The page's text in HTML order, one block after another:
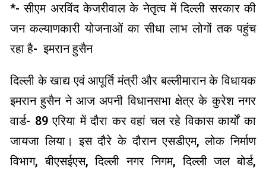
*- सीएम अरविंद केजरीवाल के नेतृत्व में दिल्ली सरकार की
जन कल्याणकारी योजनाओं का सीधा लाभ लोगों तक पहुंच
रहा है- इमरान हुसैन
दिल्ली के खाद्य एवं आपूर्ति मंत्री और बल्लीमारान के विधायक
इमरान हुसैन ने आज अपनी विधानसभा क्षेत्र के कुरेश नगर
वार्ड- 89 एरिया में दौरा कर वहां चल रहे विकास कार्यों का
जायजा लिया। इस दौरे के दौरान एसडीएम, लोक निर्माण
विभाग, बीएसईएस, दिल्ली नगर निगम, दिल्ली जल बोर्ड,